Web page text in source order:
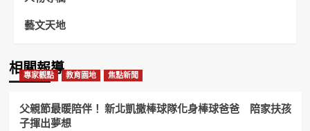
藝文天地
相關報導
專家觀點 教育園地 焦點新聞
父親節最暖陪伴！ 新北凱撒棒球隊化身棒球爸爸 陪家扶孩
子揮出夢想